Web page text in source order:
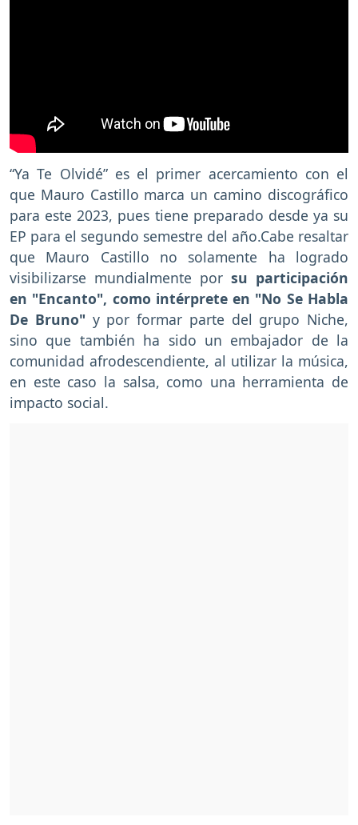
“Ya Te Olvidé” es el primer acercamiento con el
que Mauro Castillo marca un camino discográfico
para este 2023, pues tiene preparado desde ya su
EP para el segundo semestre del año.Cabe resaltar
que Mauro Castillo no solamente ha logrado
visibilizarse mundialmente por su participación
en "Encanto", como intérprete en "No Se Habla
De Bruno" y por formar parte del grupo Niche,
sino que también ha sido un embajador de la
comunidad afrodescendiente, al utilizar la música,
en este caso la salsa, como una herramienta de
impacto social.